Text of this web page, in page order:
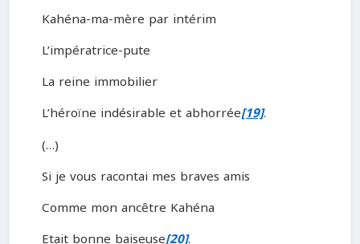
Kahéna-ma-mère par intérim
L’impératrice-pute
La reine immobilier
L’héroïne indésirable et abhorrée[19].
(…)
Si je vous racontai mes braves amis
Comme mon ancêtre Kahéna
Etait bonne baiseuse[20].